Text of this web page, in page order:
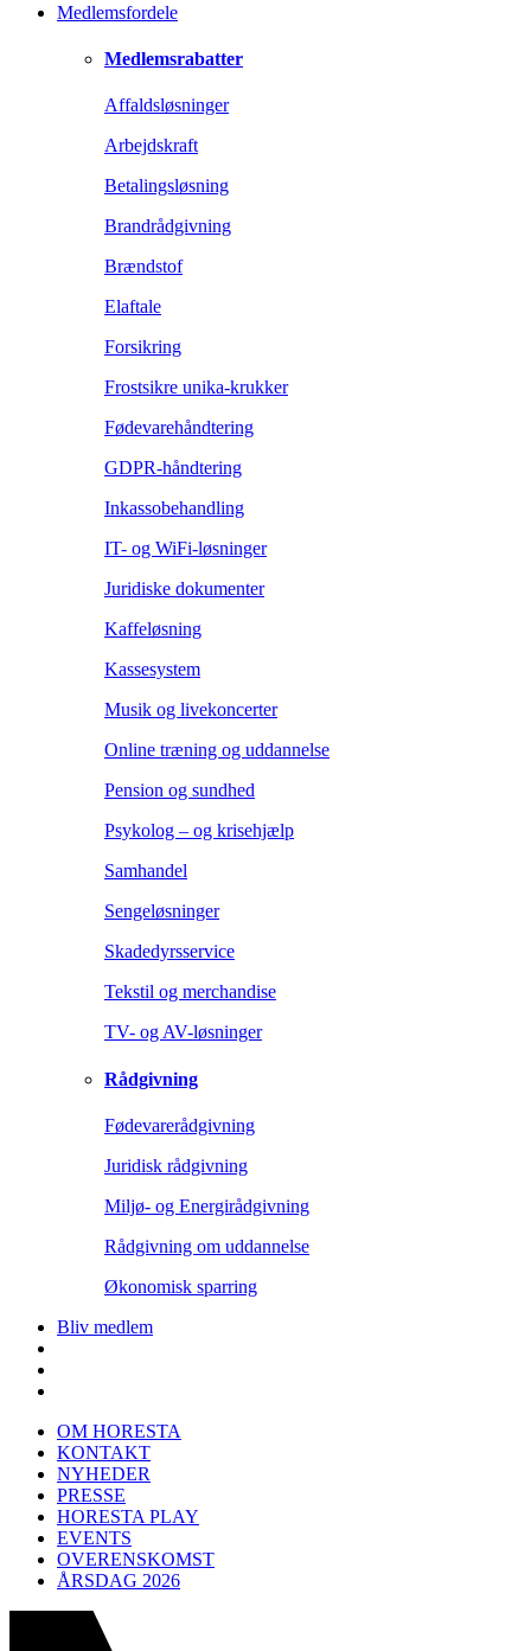
Medlemsfordele
Medlemsrabatter
Affaldsløsninger
Arbejdskraft
Betalingsløsning
Brandrådgivning
Brændstof
Elaftale
Forsikring
Frostsikre unika-krukker
Fødevarehåndtering
GDPR-håndtering
Inkassobehandling
IT- og WiFi-løsninger
Juridiske dokumenter
Kaffeløsning
Kassesystem
Musik og livekoncerter
Online træning og uddannelse
Pension og sundhed
Psykolog – og krisehjælp
Samhandel
Sengeløsninger
Skadedyrsservice
Tekstil og merchandise
TV- og AV-løsninger
Rådgivning
Fødevarerådgivning
Juridisk rådgivning
Miljø- og Energirådgivning
Rådgivning om uddannelse
Økonomisk sparring
Bliv medlem
OM HORESTA
KONTAKT
NYHEDER
PRESSE
HORESTA PLAY
EVENTS
OVERENSKOMST
ÅRSDAG 2026